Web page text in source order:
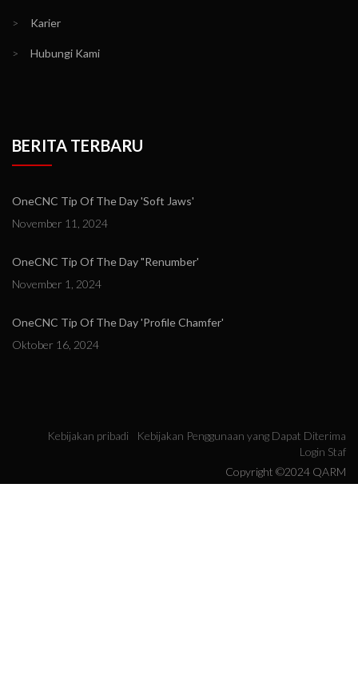
> Karier
> Hubungi Kami
BERITA TERBARU
OneCNC Tip Of The Day 'Soft Jaws'
November 11, 2024
OneCNC Tip Of The Day "Renumber'
November 1, 2024
OneCNC Tip Of The Day 'Profile Chamfer'
Oktober 16, 2024
Kebijakan pribadi
Kebijakan Penggunaan yang Dapat Diterima
Login Staf
Copyright ©2024 QARM